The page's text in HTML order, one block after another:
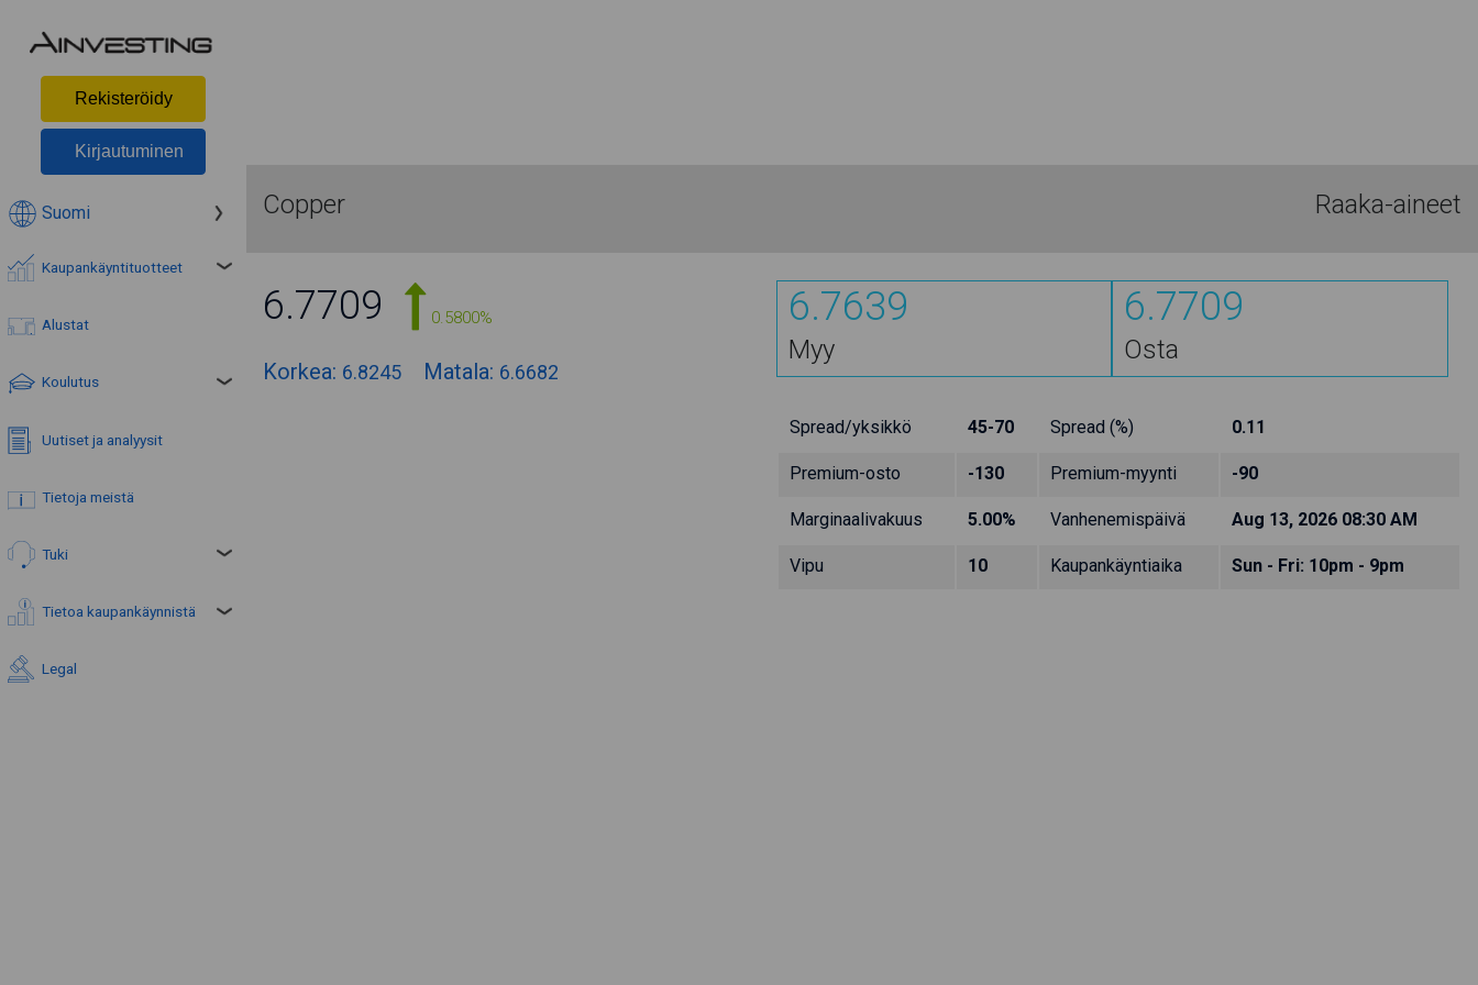
Rekisteröidy
Kirjautuminen
Suomi
Kaupankäyntituotteet
Alustat
Koulutus
Uutiset ja analyysit
Tietoja meistä
Tuki
Tietoa kaupankäynnistä
Legal
Copper Raaka-aineet
6.7709 0.5800%
Korkea: 6.8245 Matala: 6.6682
6.7639
Myy
6.7709
Osta
Spread/yksikkö 45-70 Spread (%) 0.11
Premium-osto -130 Premium-myynti -90
Marginaalivakuus 5.00% Vanhenemispäivä Aug 13, 2026 08:30 AM
Vipu 10 Kaupankäyntiaika Sun - Fri: 10pm - 9pm